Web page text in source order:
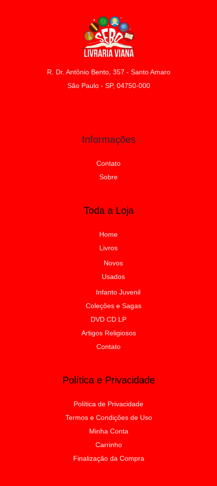
R. Dr. Antônio Bento, 357 - Santo Amaro
São Paulo - SP, 04750-000
Informações
Contato
Sobre
Toda a Loja
Home
Livros
Novos
Usados
Infanto Juvenil
Coleções e Sagas
DVD CD LP
Artigos Religiosos
Contato
Política e Privacidade
Política de Privacidade
Termos e Condições de Uso
Minha Conta
Carrinho
Finalização da Compra